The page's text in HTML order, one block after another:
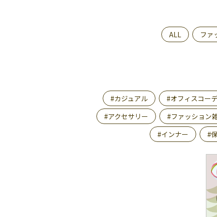
ALL ファ
#カジュアル #オフィスコー
#アクセサリー
#ファッション
#インナー
#